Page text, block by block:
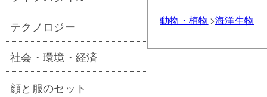
動物・植物 海洋生物
テクノロジー
社会・環境・経済
顔と服のセット